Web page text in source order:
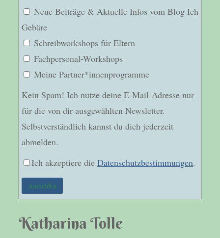
Neue Beiträge & Aktuelle Infos vom Blog Ich
Gebäre
Schreibworkshops für Eltern
Fachpersonal-Workshops
Meine Partner*innenprogramme
Kein Spam! Ich nutze deine E-Mail-Adresse nur
für die von dir ausgewählten Newsletter.
Selbstverständlich kannst du dich jederzeit
abmelden.
Ich akzeptiere die Datenschutzbestimmungen.
Katharina Tolle